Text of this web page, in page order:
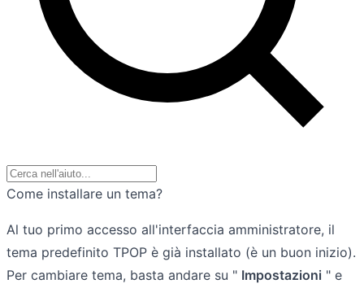
Come installare un tema?
Al tuo primo accesso all'interfaccia amministratore, il
tema predefinito TPOP è già installato (è un buon inizio).
Per cambiare tema, basta andare su " Impostazioni " e